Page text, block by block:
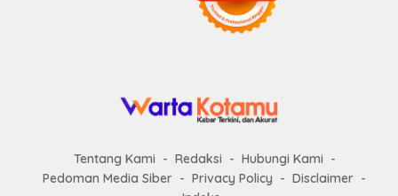
Tentang Kami Redaksi
Hubungi Kami
Pedoman Media Siber
Privacy Policy
Disclaimer